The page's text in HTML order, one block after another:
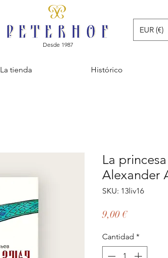
EUR (€)
Desde 1987
La tienda Histórico
La
Alexander
SKU: 13liv16
9,00 €Precio
Cantidad *